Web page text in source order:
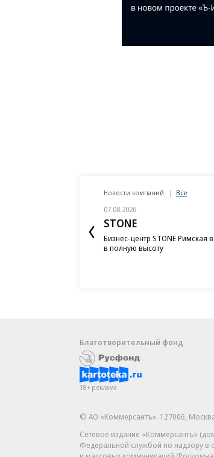
Новости компаний Все
07.08.2026
STONE
Бизнес-центр STONE Римская
в полную высоту
Благотворительный фонд
18+ реклама
© АО «Коммерсантъ». 127006,
Сетевое издание «Коммерсантъ»
Федеральной службой по надзору в